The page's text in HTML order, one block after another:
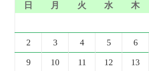
日 月 火 水 木
2 3 4 5 6
9 10 11 12 13